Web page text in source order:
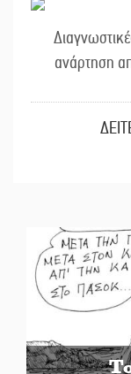
ανάρτηση